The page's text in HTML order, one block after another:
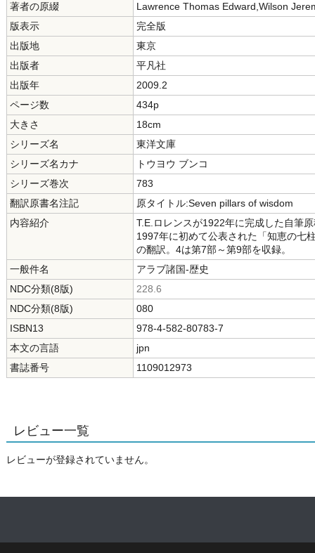
著者の原綴
Lawrence Thomas Edward,Wilson
版表示
完全版
出版地
東京
出版者
平凡社
出版年
2009.2
ページ数
434p
大きさ
18cm
シリーズ名
東洋文庫
シリーズ名カナ
トウヨウ ブンコ
シリーズ巻次
783
翻訳原書名注記
原タイトル:Seven pillars of wisdom
内容紹介
T.E.ロレンスが1922年に完成した自筆
1997年に初めて公表された「知恵の七
の翻訳。4は第7部～第9部を収録。
一般件名
アラブ諸国-歴史
NDC分類(8版)
228.6
NDC分類(8版)
080
ISBN13
978-4-582-80783-7
本文の言語
jpn
書誌番号
1109012973
レビュー一覧
レビューが登録されていません。